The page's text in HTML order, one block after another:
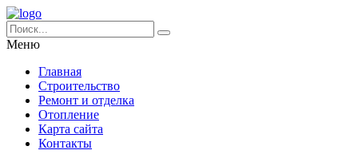
Меню
Главная
Строительство
Ремонт и отделка
Отопление
Карта сайта
Контакты